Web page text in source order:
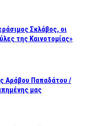
Σκλάβος, οι
της Καινοτομίας»
Αράβου Παπαδάτου /
μας